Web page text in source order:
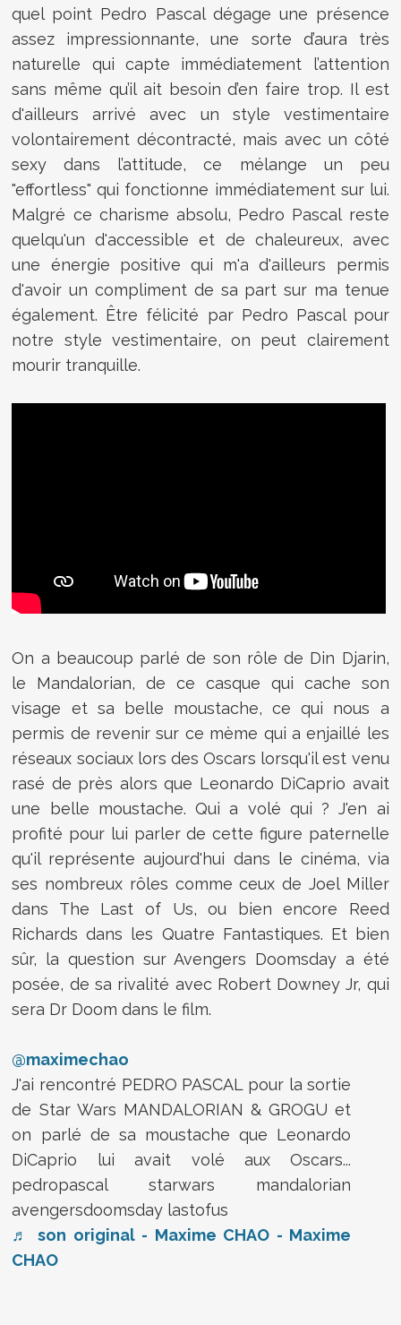
quel point Pedro Pascal dégage une présence
assez impressionnante, une sorte d’aura très
naturelle qui capte immédiatement l’attention
sans même qu’il ait besoin d’en faire trop. Il est
d'ailleurs arrivé avec un style vestimentaire
volontairement décontracté, mais avec un côté
sexy dans l’attitude, ce mélange un peu
"effortless" qui fonctionne immédiatement sur lui.
Malgré ce charisme absolu, Pedro Pascal reste
quelqu'un d'accessible et de chaleureux, avec
une énergie positive qui m'a d'ailleurs permis
d'avoir un compliment de sa part sur ma tenue
également. Être félicité par Pedro Pascal pour
notre style vestimentaire, on peut clairement
mourir tranquille.
On a beaucoup parlé de son rôle de Din Djarin,
le Mandalorian, de ce casque qui cache son
visage et sa belle moustache, ce qui nous a
permis de revenir sur ce mème qui a enjaillé les
réseaux sociaux lors des Oscars lorsqu'il est venu
rasé de près alors que Leonardo DiCaprio avait
une belle moustache. Qui a volé qui ? J'en ai
profité pour lui parler de cette figure paternelle
qu'il représente aujourd'hui dans le cinéma, via
ses nombreux rôles comme ceux de Joel Miller
dans The Last of Us, ou bien encore Reed
Richards dans les Quatre Fantastiques. Et bien
sûr, la question sur Avengers Doomsday a été
posée, de sa rivalité avec Robert Downey Jr, qui
sera Dr Doom dans le film.
@maximechao
J'ai rencontré PEDRO PASCAL pour la sortie
de Star Wars MANDALORIAN & GROGU et
on parlé de sa moustache que Leonardo
DiCaprio lui avait volé aux Oscars...
pedropascal starwars mandalorian
avengersdoomsday lastofus
♬ son original - Maxime CHAO - Maxime
CHAO